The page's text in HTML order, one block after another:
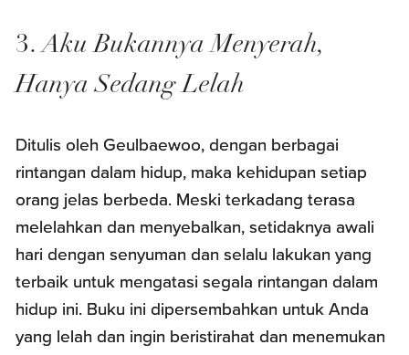
3.Aku Bukannya Menyerah,
Hanya Sedang Lelah
Ditulis oleh Geulbaewoo, dengan berbagai
rintangan dalam hidup, maka kehidupan setiap
orang jelas berbeda. Meski terkadang terasa
melelahkan dan menyebalkan, setidaknya awali
hari dengan senyuman dan selalu lakukan yang
terbaik untuk mengatasi segala rintangan dalam
hidup ini. Buku ini dipersembahkan untuk Anda
yang lelah dan ingin beristirahat dan menemukan